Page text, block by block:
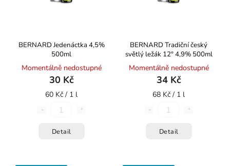
BERNARD Jedenáctka 4,5%
500ml
Momentálně nedostupné
30 Kč
60 Kč / 1 l
Detail
BERNARD Tradiční český
světlý ležák 12° 4,9% 500ml
Momentálně nedostupné
34 Kč
68 Kč / 1 l
Detail